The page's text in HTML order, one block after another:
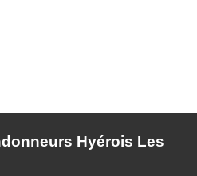
Hyérois Les